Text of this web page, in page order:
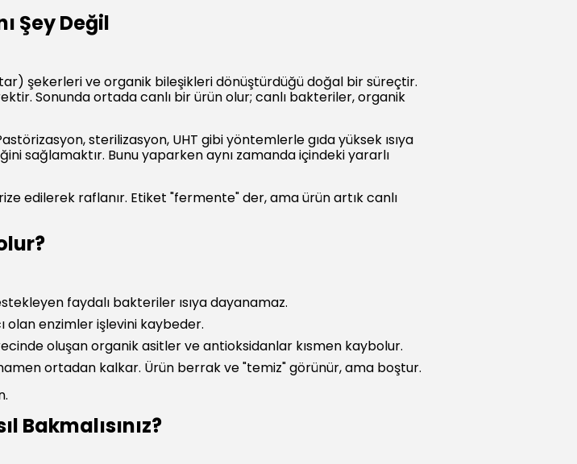
Şey Değil
şekerleri ve organik bileşikleri dönüştürdüğü doğal bir süreçtir.
Sonunda ortada canlı bir ürün olur; canlı bakteriler, organik
sterilizasyon, UHT gibi yöntemlerle gıda yüksek ısıya
sağlamaktır. Bunu yaparken aynı zamanda içindeki yararlı
edilerek raflanır. Etiket "fermente" der, ama ürün artık canlı
faydalı bakteriler ısıya dayanamaz.
olan enzimler işlevini kaybeder.
oluşan organik asitler ve antioksidanlar kısmen kaybolur.
ortadan kalkar. Ürün berrak ve "temiz" görünür, ama boştur.
Bakmalısınız?